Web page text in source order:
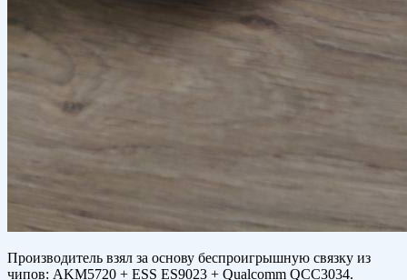
Производитель взял за основу беспроигрышную связку из
чипов: AKM5720 + ESS ES9023 + Qualcomm QCC3034.